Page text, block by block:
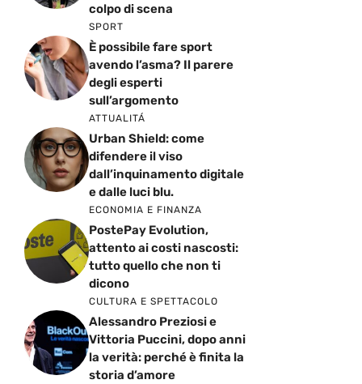
colpo di scena
SPORT
È possibile fare sport
avendo l’asma? Il parere
degli esperti
sull’argomento
ATTUALITÁ
Urban Shield: come
difendere il viso
dall’inquinamento digitale
e dalle luci blu.
ECONOMIA E FINANZA
PostePay Evolution,
attento ai costi nascosti:
tutto quello che non ti
dicono
CULTURA E SPETTACOLO
Alessandro Preziosi e
Vittoria Puccini, dopo anni
la verità: perché è finita la
storia d’amore